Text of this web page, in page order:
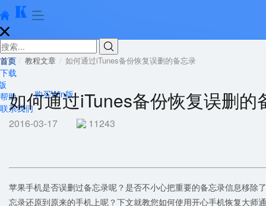
  


首页
下载
购买Win版
帮助
联系我们
首页 教程文章 如何通过iTunes备份恢复误删的备忘录
如何通过iTunes备份恢复误删的
2016-03-17 11243
苹果手机是否误删过备忘录呢？是否不小心把重要的备忘录信息移除
忘录还原到原来的手机上呢？下文就教您如何使用开心手机恢复大师